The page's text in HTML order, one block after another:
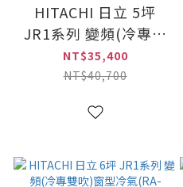
HITACHI 日立 5坪
JR1系列 變頻(冷專雙
吹)窗型冷氣(RA-
36JR1)
NT$35,400
NT$40,700